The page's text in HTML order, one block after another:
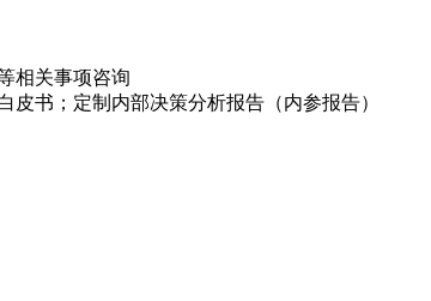
相关事项咨询
书；定制内部决策分析报告（内参报告）